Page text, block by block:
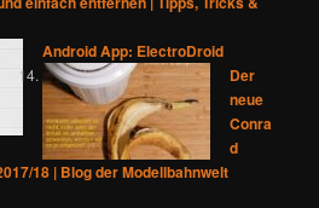
Android App: ElectroDroid
Der
neue
Conra
d
18 | Blog der Modellbahnwelt